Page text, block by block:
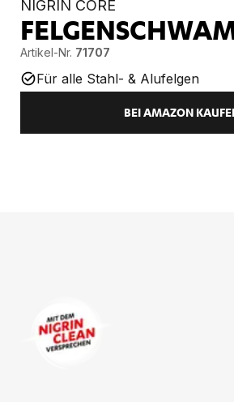
NIGRIN CORE
Artikel-Nr. 71707
Für alle Stahl- & Alufelgen
BEI AMAZON